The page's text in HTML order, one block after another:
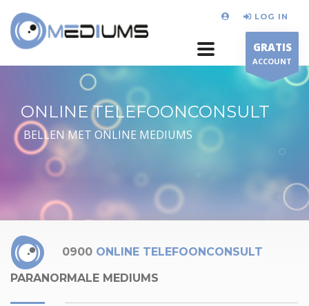
LOG IN
GRATIS
ACCOUNT
ONLINE TELEFOONCONSULT
BELLEN MET ONLINE MEDIUMS
0900 ONLINE TELEFOONCONSULT
PARANORMALE MEDIUMS